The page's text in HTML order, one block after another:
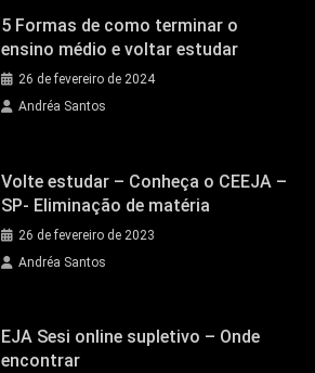
5 Formas de como terminar o
ensino médio e voltar estudar
26 de fevereiro de 2024
Andréa Santos
Volte estudar – Conheça o CEEJA –
SP- Eliminação de matéria
26 de fevereiro de 2023
Andréa Santos
EJA Sesi online supletivo – Onde
encontrar